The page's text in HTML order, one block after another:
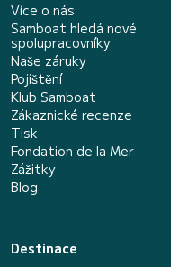
Více o nás
Samboat hledá nové
spolupracovníky
Naše záruky
Pojištění
Klub Samboat
Zákaznické recenze
Tisk
Fondation de la Mer
Zážitky
Blog
Destinace